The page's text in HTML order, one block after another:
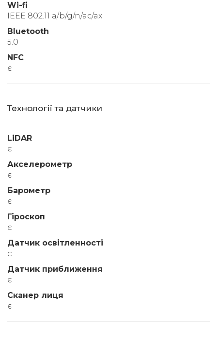
Wi-fi
IEEE 802.11 a/b/g/n/ac/ax
Bluetooth
5.0
NFC
є
Технології та датчики
LiDAR
є
Акселерометр
є
Барометр
є
Гіроскоп
є
Датчик освітленності
є
Датчик приближення
є
Сканер лиця
є